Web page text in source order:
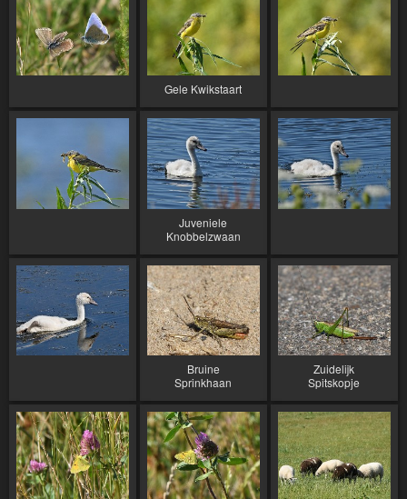
Gele Kwikstaart
Juveniele
Knobbelzwaan
Bruine
Sprinkhaan
Zuidelijk
Spitskopje